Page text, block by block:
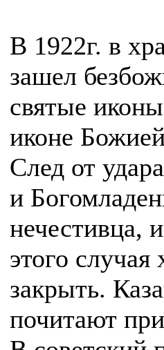
В 1922г. в
зашел
святые
иконе
След от
и
нечестивца,
этого
закрыть.
почитают